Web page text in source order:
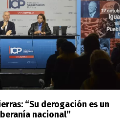
“Su derogación es un
nacional”